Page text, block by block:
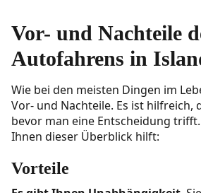
Vor- und Nachteile
Autofahrens in
Wie bei den meisten Dingen im
Vor- und Nachteile. Es ist hilfreich,
bevor man eine Entscheidung
Ihnen dieser Überblick hilft:
Vorteile